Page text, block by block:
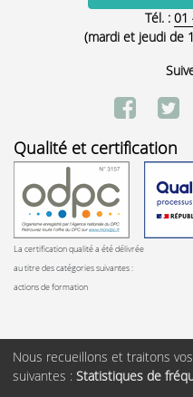
Tél. : 01
(mardi et jeudi de
Qualité et certification
La certification qualité a été délivrée
au titre des catégories suivantes :
actions de formation
Nous recueillons et traitons
suivantes : Statistiques de